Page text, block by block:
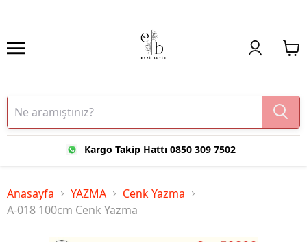
Kargo Takip Hattı 0850 309 7502
Anasayfa YAZMA
Cenk Yazma
A-018 100cm Cenk Yazma